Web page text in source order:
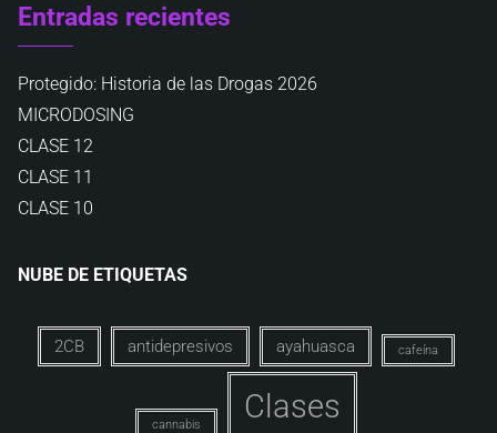
Entradas recientes
Protegido: Historia de las Drogas 2026
MICRODOSING
CLASE 12
CLASE 11
CLASE 10
NUBE DE ETIQUETAS
2CB antidepresivos ayahuasca cafeína
cannabis
Clases